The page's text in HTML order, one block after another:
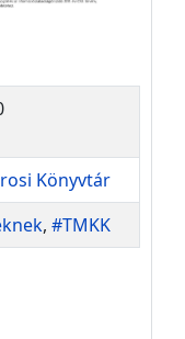
Könyvtár
, #TMKK